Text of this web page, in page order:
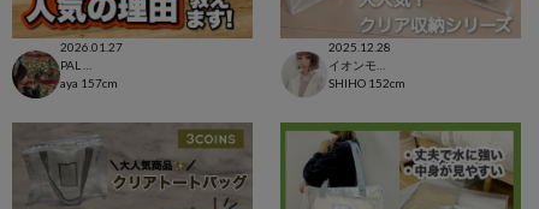
2026.01.27
aya 157cm
2025.12.28
SHIHO 152cm